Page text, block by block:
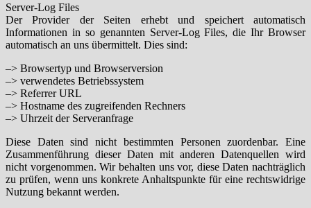
Server-Log Files
Der Provider der Seiten erhebt und speichert automatisch
Informationen in so genannten Server-Log Files, die Ihr Browser
automatisch an uns übermittelt. Dies sind:
–> Browsertyp und Browserversion
–> verwendetes Betriebssystem
–> Referrer URL
–> Hostname des zugreifenden Rechners
–> Uhrzeit der Serveranfrage
Diese Daten sind nicht bestimmten Personen zuordenbar. Eine
Zusammenführung dieser Daten mit anderen Datenquellen wird
nicht vorgenommen. Wir behalten uns vor, diese Daten nachträglich
zu prüfen, wenn uns konkrete Anhaltspunkte für eine rechtswidrige
Nutzung bekannt werden.